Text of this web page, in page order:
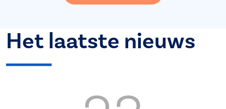
Het laatste nieuws